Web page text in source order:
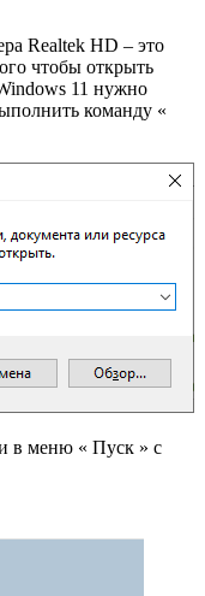
Realtek HD – это
чтобы открыть
11 нужно
команду «
в меню « Пуск » с